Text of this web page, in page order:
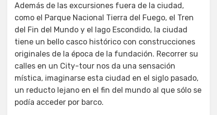
Además de las excursiones fuera de la ciudad,
como el Parque Nacional Tierra del Fuego, el Tren
del Fin del Mundo y el lago Escondido, la ciudad
tiene un bello casco histórico con construcciones
originales de la época de la fundación. Recorrer su
calles en un City-tour nos da una sensación
mística, imaginarse esta ciudad en el siglo pasado,
un reducto lejano en el fin del mundo al que sólo se
podía acceder por barco.